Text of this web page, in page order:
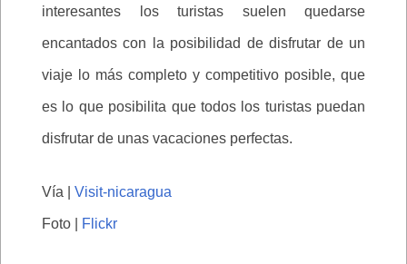
interesantes los turistas suelen quedarse
encantados con la posibilidad de disfrutar de un
viaje lo más completo y competitivo posible, que
es lo que posibilita que todos los turistas puedan
disfrutar de unas vacaciones perfectas.
Vía | Visit-nicaragua
Foto | Flickr